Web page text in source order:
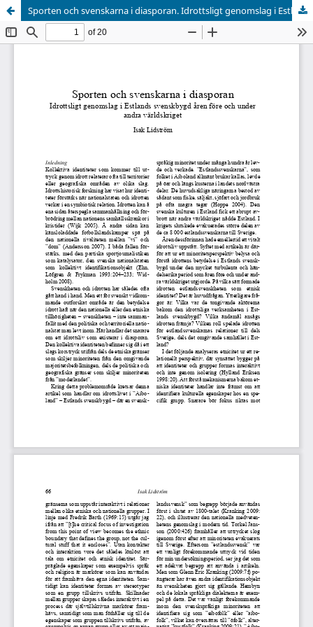
Sporten och svenskarna i diasporan. Idrottsligt genomslag i Estlands svenskbygd åren före och under andra världskriget